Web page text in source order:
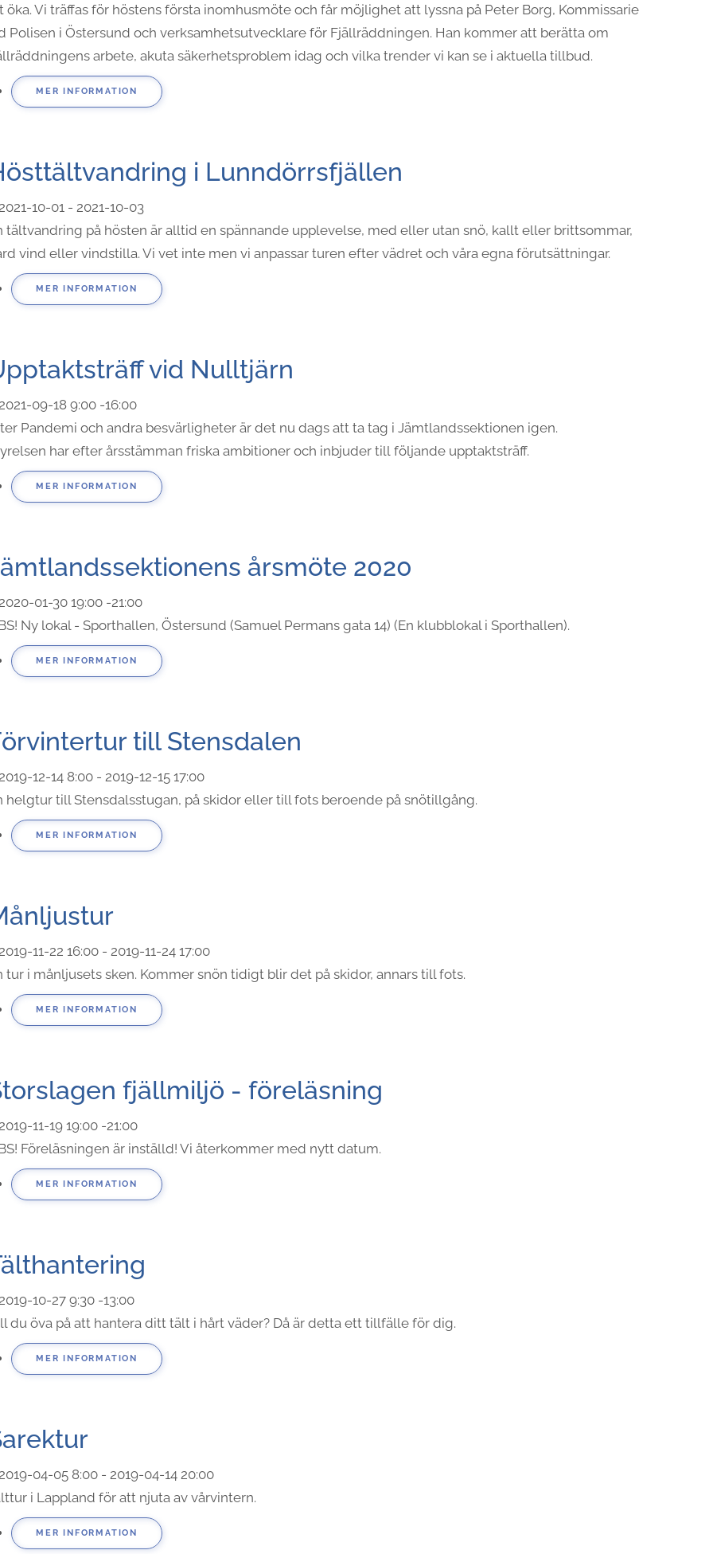
öka. Vi träffas för höstens första inomhusmöte och får möjlighet att lyssna på Peter Borg, Kommissarie
Polisen i Östersund och verksamhetsutvecklare för Fjällräddningen. Han kommer att berätta om
arbete, akuta säkerhetsproblem idag och vilka trender vi kan se i aktuella tillbud.
MER INFORMATION
i Lunndörrsfjällen
10-01 - 2021-10-03
tältvandring på hösten är alltid en spännande upplevelse, med eller utan snö, kallt eller brittsommar,
vind eller vindstilla. Vi vet inte men vi anpassar turen efter vädret och våra egna förutsättningar.
MER INFORMATION
vid Nulltjärn
09-18 9:00 -16:00
Pandemi och andra besvärligheter är det nu dags att ta tag i Jämtlandssektionen igen.
har efter årsstämman friska ambitioner och inbjuder till följande upptaktsträff.
MER INFORMATION
årsmöte 2020
01-30 19:00 -21:00
Ny lokal - Sporthallen, Östersund (Samuel Permans gata 14) (En klubblokal i Sporthallen).
MER INFORMATION
till Stensdalen
12-14 8:00 - 2019-12-15 17:00
helgtur till Stensdalsstugan, på skidor eller till fots beroende på snötillgång.
MER INFORMATION
11-22 16:00 - 2019-11-24 17:00
tur i månljusets sken. Kommer snön tidigt blir det på skidor, annars till fots.
MER INFORMATION
fjällmiljö - föreläsning
11-19 19:00 -21:00
Föreläsningen är inställd! Vi återkommer med nytt datum.
MER INFORMATION
10-279:30 -13:00
du öva på att hantera ditt tält i hårt väder? Då är detta ett tillfälle för dig.
MER INFORMATION
04-05 8:00 - 2019-04-14 20:00
i Lappland för att njuta av vårvintern.
MER INFORMATION